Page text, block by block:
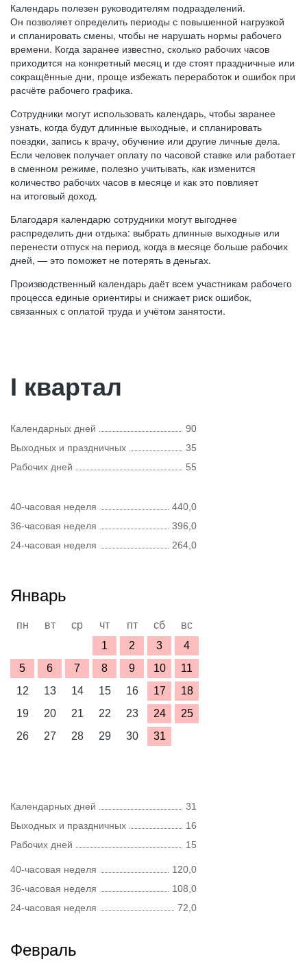
Календарь полезен руководителям подразделений.
Он позволяет определить периоды с повышенной нагрузкой
и спланировать смены, чтобы не нарушать нормы рабочего
времени. Когда заранее известно, сколько рабочих часов
приходится на конкретный месяц и где стоят праздничные или
сокращённые дни, проще избежать переработок и ошибок при
расчёте рабочего графика.
Сотрудники могут использовать календарь, чтобы заранее
узнать, когда будут длинные выходные, и спланировать
поездки, запись к врачу, обучение или другие личные дела.
Если человек получает оплату по часовой ставке или работает
в сменном режиме, полезно учитывать, как изменится
количество рабочих часов в месяце и как это повлияет
на итоговый доход.
Благодаря календарю сотрудники могут выгоднее
распределить дни отдыха: выбрать длинные выходные или
перенести отпуск на период, когда в месяце больше рабочих
дней, — это поможет не потерять в деньгах.
Производственный календарь даёт всем участникам рабочего
процесса единые ориентиры и снижает риск ошибок,
связанных с оплатой труда и учётом занятости.
I квартал
Календарных дней
90
Выходных и праздничных
35
Рабочих дней
55
40-часовая неделя
440,0
36-часовая неделя
396,0
24-часовая неделя
264,0
Январь
пн вт ср чт пт сб
вс
1
2 3
4
5
6 7 8 9 10
11
12
13 14 15 16 17
18
19
20 21 22 23 24
25
26
27 28 29 30 31
Календарных дней
31
Выходных и праздничных
16
Рабочих дней
15
40-часовая неделя
120,0
36-часовая неделя
108,0
24-часовая неделя
72,0
Февраль